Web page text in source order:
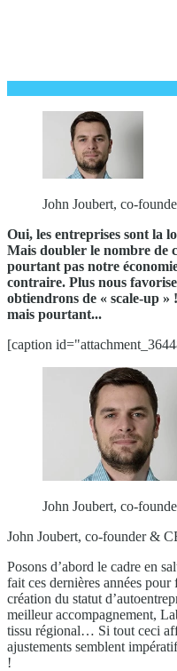
John Joubert, co-
Oui, les entreprises sont la
Mais doubler le nombre de
pourtant pas notre
contraire. Plus nous
obtiendrons de « scale-up »
mais pourtant...
[caption
John Joubert, co-
John Joubert, co-founder &
Posons d’abord le cadre en
fait ces dernières années
création du statut
meilleur accompagnement,
tissu régional… Si tout ceci
ajustements semblent
!